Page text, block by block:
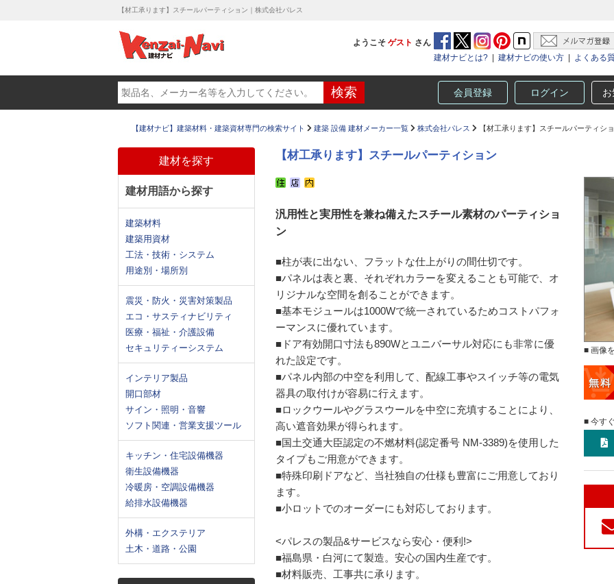
【材工承ります】スチールパーティション｜株式会社パレス
ようこそ ゲスト さん
建材ナビとは?
建材ナビの使い方 よくある
会員登録 ログイン
【建材ナビ】建築材料・建築資材専門の検索サイト 建築 設備 建材メーカー一覧 株式会社パレス 【材工承ります】スチールパーティシ
建材を探す
建材用語から探す
建築材料
建築用資材
工法・技術・システム
用途別・場所別
震災・防火・災害対策製品
エコ・サスティナビリティ
医療・福祉・介護設備
セキュリティーシステム
インテリア製品
開口部材
サイン・照明・音響
ソフト関連・営業支援ツール
キッチン・住宅設備機器
衛生設備機器
冷暖房・空調設備機器
給排水設備機器
外構・エクステリア
土木・道路・公園
【材工承ります】スチールパーティション
汎用性と実用性を兼ね備えたスチール素材のパーティショ
ン
■柱が表に出ない、フラットな仕上がりの間仕切です。
■パネルは表と裏、それぞれカラーを変えることも可能で、オ
リジナルな空間を創ることができます。
■基本モジュールは1000Wで統一されているためコストパフォ
ーマンスに優れています。
■ドア有効開口寸法も890Wとユニバーサル対応にも非常に優
れた設定です。
■パネル内部の中空を利用して、配線工事やスイッチ等の電気
器具の取付けが容易に行えます。
■ロックウールやグラスウールを中空に充填することにより、
高い遮音効果が得られます。
■国土交通大臣認定の不燃材料(認定番号 NM-3389)を使用した
タイプもご用意ができます。
■特殊印刷ドアなど、当社独自の仕様も豊富にご用意しており
ます。
■小ロットでのオーダーにも対応しております。
<パレスの製品&サービスなら安心・便利!>
■福島県・白河にて製造。安心の国内生産です。
■材料販売、工事共に承ります。
■ 画像
■ 今す